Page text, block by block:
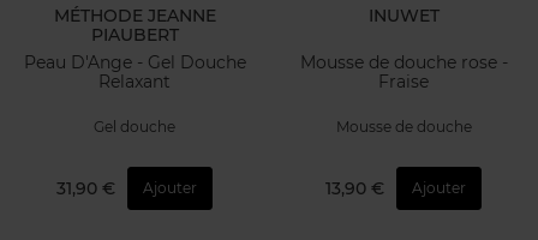
MÉTHODE JEANNE
PIAUBERT
Peau D'Ange - Gel Douche
Relaxant
Gel douche
31,90 € Ajouter
INUWET
Mousse de douche rose -
Fraise
Mousse de douche
13,90 € Ajouter